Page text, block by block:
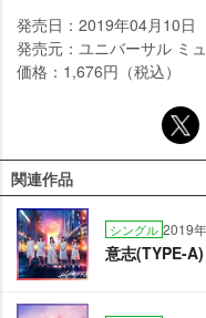
発売日：2019年04月10日
発売元：ユニバーサル ミ
価格：1,676円（税込）
関連作品
シングル 2019
意志(TYPE-A)